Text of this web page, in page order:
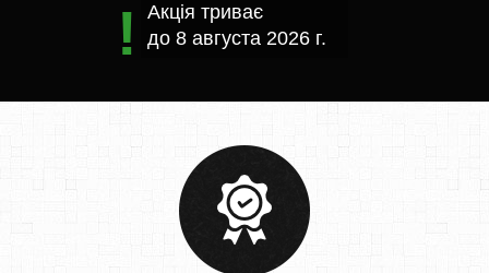
Акція триває
до 8 августа 2026 г.